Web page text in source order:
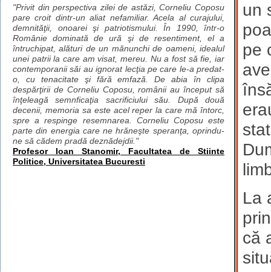
un
pe
La
că
"Privit din perspectiva zilei de astăzi, Corneliu Coposu
pare croit dintr-un aliat nefamiliar. Acela al curajului,
demnităţii, onoarei şi patriotismului. În 1990, într-o
Românie dominată de ură şi de resentiment, el a
întruchipat, alături de un mănunchi de oameni, idealul
unei patrii la care am visat, mereu. Nu a fost să fie, iar
contemporanii săi au ignorat lecţia pe care le-a predat-
o, cu tenacitate şi fără emfază. De abia în clipa
despărţirii de Corneliu Coposu, românii au început să
înţeleagă semnficaţia sacrificiului său. După două
decenii, memoria sa este acel reper la care mă întorc,
spre a respinge resemnarea. Corneliu Coposu este
parte din energia care ne hrăneşte speranţa, oprindu-
ne să cădem pradă deznădejdii."
Profesor Ioan Stanomir, Facultatea de Stiinte
Politice, Universitatea Bucuresti